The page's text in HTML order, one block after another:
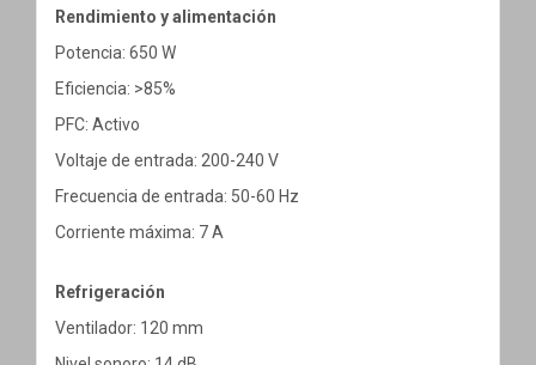
Rendimiento y alimentación
Potencia: 650 W
Eficiencia: >85%
PFC: Activo
Voltaje de entrada: 200-240 V
Frecuencia de entrada: 50-60 Hz
Corriente máxima: 7 A
Refrigeración
Ventilador: 120 mm